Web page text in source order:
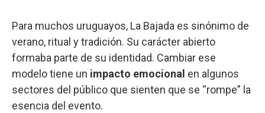
Para muchos uruguayos, La Bajada es sinónimo de
verano, ritual y tradición. Su carácter abierto
formaba parte de su identidad. Cambiar ese
modelo tiene un impacto emocional en algunos
sectores del público que sienten que se “rompe” la
esencia del evento.